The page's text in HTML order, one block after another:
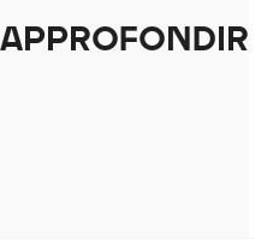
APPROFONDIR